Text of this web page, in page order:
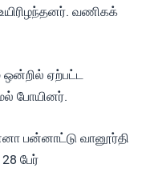
வணிகக்
ஒன்றில் ஏற்பட்ட
போயினர்.
பன்னாட்டு வானூர்தி
பேர்